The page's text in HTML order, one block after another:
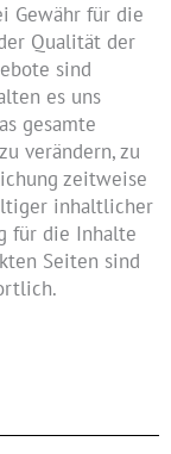
Gewähr für die
Qualität der
sind
es uns
gesamte
verändern, zu
zeitweise
inhaltlicher
für die Inhalte
Seiten sind